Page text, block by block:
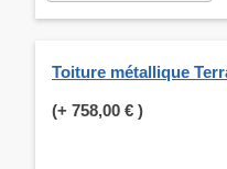
Toiture métallique
(+ 758,00 € )